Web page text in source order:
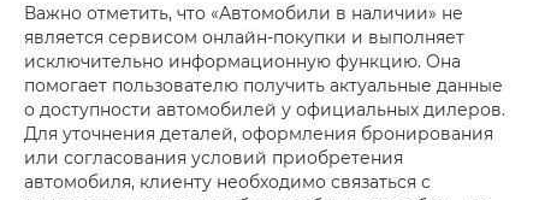
Важно отметить, что «Автомобили в наличии» не
является сервисом онлайн-покупки и выполняет
исключительно информационную функцию. Она
помогает пользователю получить актуальные данные
о доступности автомобилей у официальных дилеров.
Для уточнения деталей, оформления бронирования
или согласования условий приобретения
автомобиля, клиенту необходимо связаться с